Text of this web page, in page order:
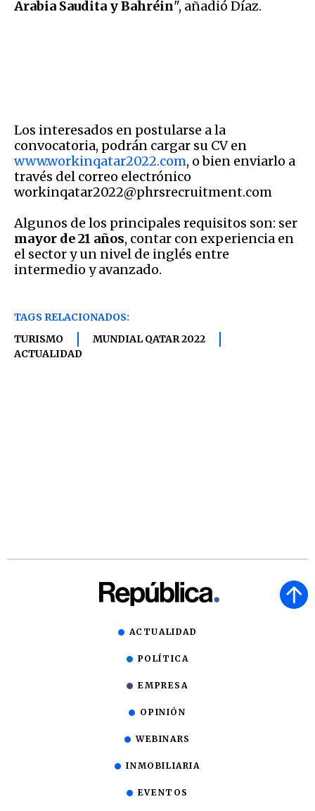
Arabia Saudita y Bahréin", añadió Díaz.
Los interesados en postularse a la
convocatoria, podrán cargar su CV en
www.workinqatar2022.com, o bien enviarlo a
través del correo electrónico
workinqatar2022@phrsrecruitment.com
Algunos de los principales requisitos son: ser
mayor de 21 años, contar con experiencia en
el sector y un nivel de inglés entre
intermedio y avanzado.
TAGS RELACIONADOS:
TURISMO
MUNDIAL QATAR 2022
ACTUALIDAD
ACTUALIDAD
POLÍTICA
EMPRESA
OPINIÓN
WEBINARS
INMOBILIARIA
EVENTOS